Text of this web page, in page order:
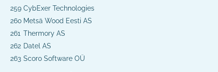
259 CybExer Technologies
260 Metsä Wood Eesti AS
261 Thermory AS
262 Datel AS
263 Scoro Software OÜ